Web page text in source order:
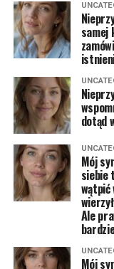
samej
dotąd
Mój
siebie
wątpić
Ale
Mój